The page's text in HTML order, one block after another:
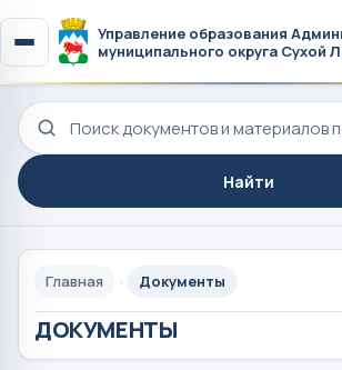
Управление образования
муниципального округа Сухой
Поиск по сайту
Найти
Главная Документы
ДОКУМЕНТЫ